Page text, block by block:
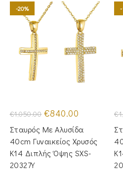
-20%
€1,050.00 Original
price
was:
€1,050.00.
€840.00
τιμή
είναι:
€840.00.
Σταυρός Με Αλυσίδα
40cm Γυναικείος Χρυσός
Κ14 Διπλής Όψης SXS-
20327Y
€